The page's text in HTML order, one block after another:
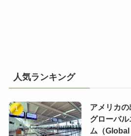
人気ランキング
アメリカの
グローバ
ム（